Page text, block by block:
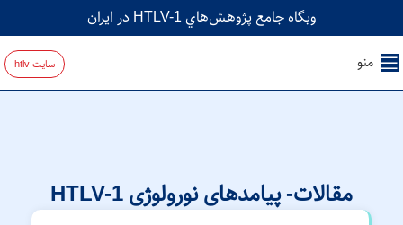
وبگاه جامع پژوهش‌هاي HTLV-1 در ايران
منو سایت htlv
مقالات- پیامدهای نورولوژی HTLV-1